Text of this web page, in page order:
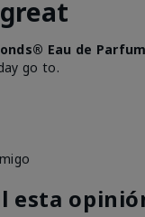
Eau de Parfum
go to.
esta